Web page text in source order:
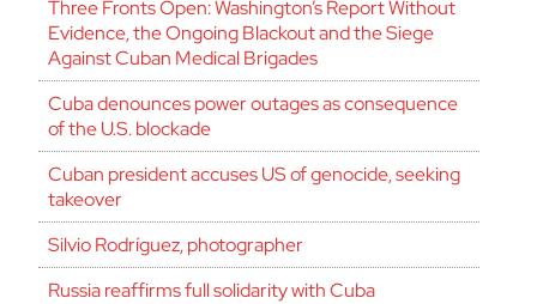
Three Fronts Open: Washington’s Report Without
Evidence, the Ongoing Blackout and the Siege
Against Cuban Medical Brigades
Cuba denounces power outages as consequence
of the U.S. blockade
Cuban president accuses US of genocide, seeking
takeover
Silvio Rodríguez, photographer
Russia reaffirms full solidarity with Cuba